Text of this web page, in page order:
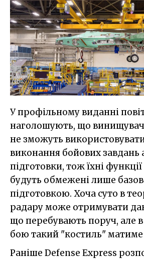
У профільному виданні
наголошують, що
не зможуть
виконання бойових завдань
підготовки, тож їхні
будуть обмежені лише
підготовкою. Хоча суто в
радару може отримувати
що перебувають поруч, але
бою такий "костиль"
Раніше Defense Express